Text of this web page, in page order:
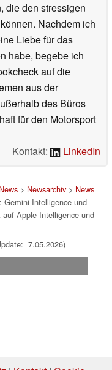
die den stressigen
Nachdem ich
Liebe für das
habe, begebe ich
auf die
aus der
des Büros
für den Motorsport
Kontakt:
LinkedIn
News> Newsarchiv> News
Gemini Intelligence und
Apple Intelligence und
7.05.2026)